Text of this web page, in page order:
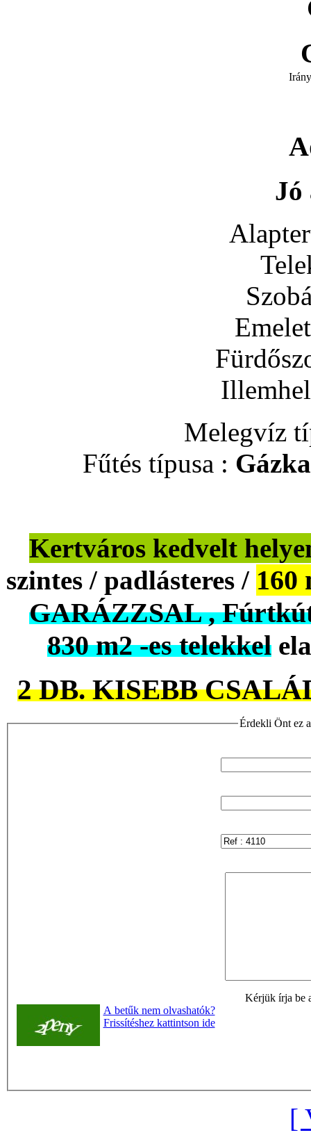
Jó
Melegvíz
Fűtés típusa :
Kertváros kedvelt
szintes / padlásteres / 160
GARÁZZSAL ,
830 m2 -es telekkel
2 DB. KISEBB
Érdekli Önt ez
Kérjük írja be
A betűk nem olvashatók?
Frissítéshez kattintson ide
[